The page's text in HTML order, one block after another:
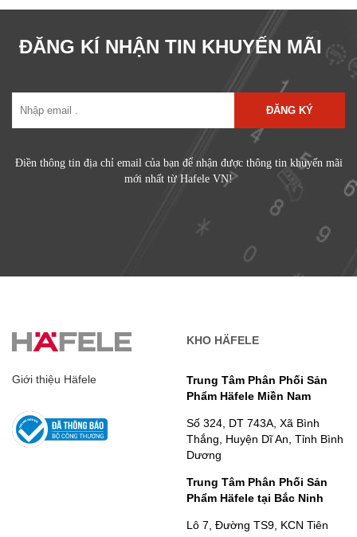
ĐĂNG KÍ NHẬN TIN KHUYẾN MÃI
ĐĂNG KÝ
Điền thông tin địa chỉ email của bạn để nhận được thông tin khuyến mãi
mới nhất từ Hafele VN!
Giới thiệu Häfele
KHO HÄFELE
Trung Tâm Phân Phối Sản
Phẩm Häfele Miền Nam
Số 324, DT 743A, Xã Bình
Thắng, Huyện Dĩ An, Tỉnh Bình
Dương
Trung Tâm Phân Phối Sản
Phẩm Häfele tại Bắc Ninh
Lô 7, Đường TS9, KCN Tiên